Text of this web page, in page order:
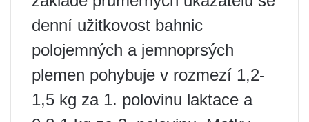
denní užitkovost bahnic
polojemných a jemnoprsých
plemen pohybuje v rozmezí 1,2-
1,5 kg za 1. polovinu laktace a